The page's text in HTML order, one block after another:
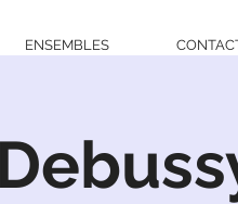
ENSEMBLES